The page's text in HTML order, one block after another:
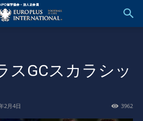
スGCスカラシッ
2月4日 3962